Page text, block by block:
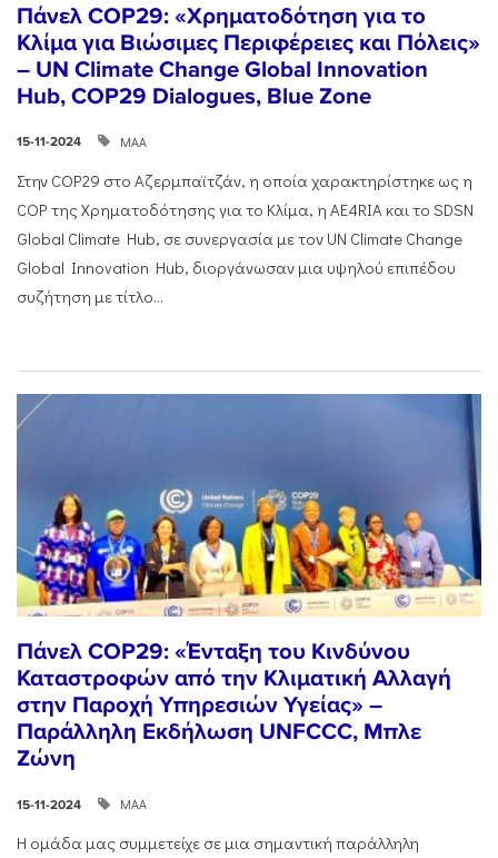
Πάνελ COP29: «Χρηματοδότηση για το
Κλίμα για Βιώσιμες Περιφέρειες και Πόλεις»
– UN Climate Change Global Innovation
Hub, COP29 Dialogues, Blue Zone
15-11-2024 ΜΑΑ
Στην COP29 στο Αζερμπαϊτζάν, η οποία χαρακτηρίστηκε ως η
COP της Χρηματοδότησης για το Κλίμα, η AE4RIA και το SDSN
Global Climate Hub, σε συνεργασία με τον UN Climate Change
Global Innovation Hub, διοργάνωσαν μια υψηλού επιπέδου
συζήτηση με τίτλο...
Πάνελ COP29: «Ένταξη του Κινδύνου
Καταστροφών από την Κλιματική Αλλαγή
στην Παροχή Υπηρεσιών Υγείας» –
Παράλληλη Εκδήλωση UNFCCC, Μπλε
Ζώνη
15-11-2024 ΜΑΑ
Η ομάδα μας συμμετείχε σε μια σημαντική παράλληλη